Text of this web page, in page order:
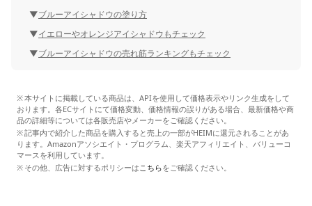
ブルーアイシャドウの塗り方
イエローやオレンジアイシャドウもチェック
ブルーアイシャドウの売れ筋ランキングもチェック
本サイトに掲載している商品は、APIを使用して価格表示やリンク生成をして
おります。各ECサイトにて価格変動、価格情報の誤りがある場合、最新価格や商
品の詳細等については各販売店やメーカーをご確認ください。
記事内で紹介した商品を購入すると売上の一部がHEIMに還元されることがあ
ります。Amazonアソシエイト・プログラム、楽天アフィリエイト、バリューコ
マースを利用しています。
その他、広告に対するポリシーはこちらをご確認ください。